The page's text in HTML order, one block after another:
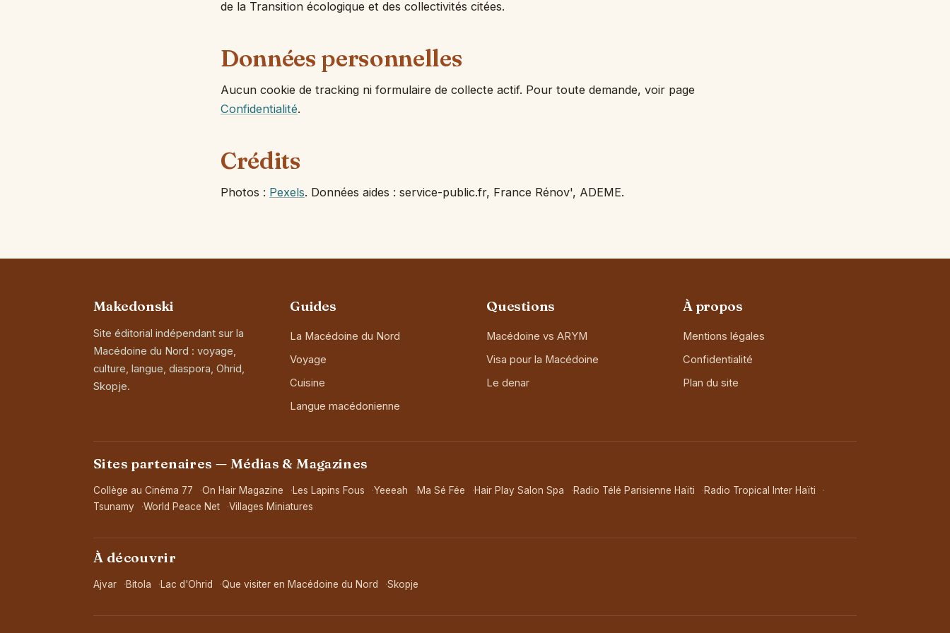
de la Transition écologique et des collectivités citées.
Données personnelles
Aucun cookie de tracking ni formulaire de collecte actif. Pour toute demande, voir page
Confidentialité.
Crédits
Photos : Pexels. Données aides : service-public.fr, France Rénov', ADEME.
Makedonski
Site éditorial indépendant sur la
Macédoine du Nord : voyage,
culture, langue, diaspora, Ohrid,
Skopje.
Guides
La Macédoine du Nord
Voyage
Cuisine
Langue macédonienne
Questions
Macédoine vs ARYM
Visa pour la Macédoine
Le denar
À propos
Mentions légales
Confidentialité
Plan du site
Sites partenaires — Médias & Magazines
Collège au Cinéma 77 On Hair Magazine Les Lapins Fous Yeeeah Ma Sé Fée Hair Play Salon Spa Radio Télé Parisienne Haïti
Radio Tropical Inter Haïti
Tsunamy
World Peace Net Villages Miniatures
À découvrir
Ajvar Bitola Lac d'Ohrid Que visiter en Macédoine du Nord Skopje